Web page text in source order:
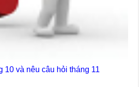
10 và nêu câu hỏi tháng 11